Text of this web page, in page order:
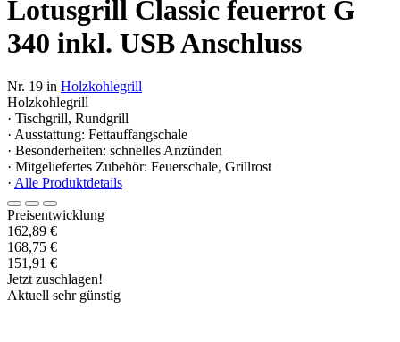
Lotusgrill Classic feuerrot G
340 inkl. USB Anschluss
Nr. 19 in Holzkohlegrill
Holzkohlegrill
· Tischgrill, Rundgrill
· Ausstattung: Fettauffangschale
· Besonderheiten: schnelles Anzünden
· Mitgeliefertes Zubehör: Feuerschale, Grillrost
· Alle Produktdetails
Preisentwicklung
162,89 €
168,75 €
151,91 €
Jetzt zuschlagen!
Aktuell sehr günstig